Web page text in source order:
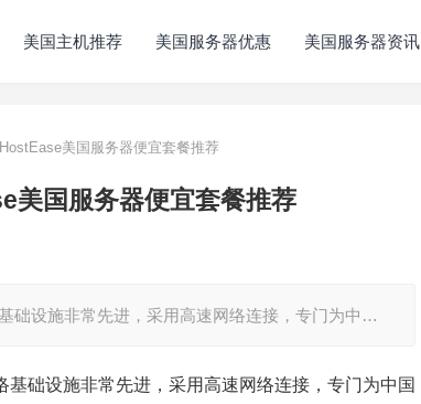
美国主机推荐 美国服务器优惠 美国服务器资讯
美国服务器便宜套餐推荐
美国服务器便宜套餐推荐
础设施非常先进，采用高速网络连接，专门为中…
础设施非常先进，采用高速网络连接，专门为中国